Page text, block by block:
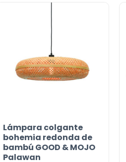
Lámpara colgante
bohemia redonda de
bambú GOOD & MOJO
Palawan